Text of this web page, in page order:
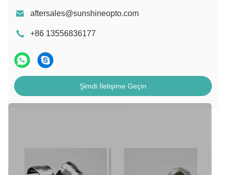
aftersales@sunshineopto.com
+86 13556836177
Şimdi İletişime Geçin